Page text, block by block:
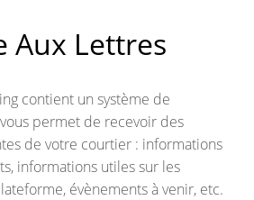
Aux Lettres
contient un système de
permet de recevoir des
de votre courtier : informations
informations utiles sur les
évènements à venir, etc.